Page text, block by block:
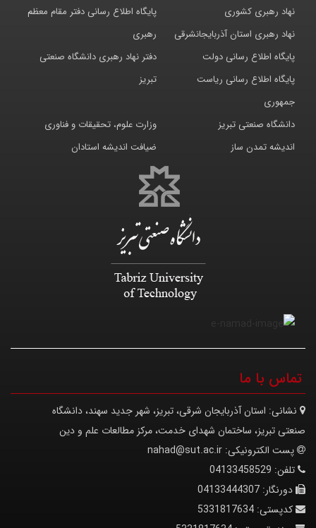
پایگاه اطلاع رسانی دفتر مقام معظم
رهبری
نهاد رهبری کشوری
نهاد رهبری استان آذربایجانشرقی
دفتر نهاد رهبری دانشگاه صنعتی
تبریز
پایگاه اطلاع رسانی دولت
پایگاه اطلاع رسانی ریاست
جمهوری
وزارت علوم، تحقیقات و فناوری
دانشگاه صنعتی تبریز
ضیافت اندیشه استادان
اندیشه تمدن ساز
تماس با ما
نشانی: استان آذربایجان شرقی، تبریز، شهر جدید سهند، دانشگاه
صنعتی تبریز، ساختمان شهدای خدمت، مرکز مطالعات علم و دین
پست الکترونیکی: nahad@sut.ac.ir
تلفن: 04133458529
دورنگار: 04133444307
کدپستی: 5331817634